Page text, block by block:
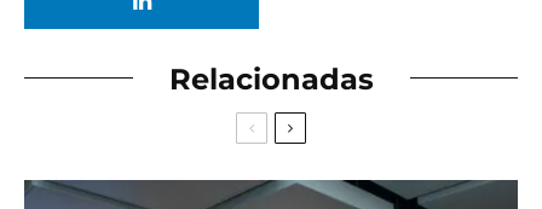
Relacionadas